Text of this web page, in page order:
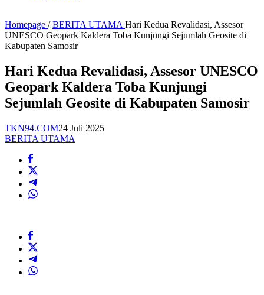
Homepage / BERITA UTAMA Hari Kedua Revalidasi, Assesor
UNESCO Geopark Kaldera Toba Kunjungi Sejumlah Geosite di
Kabupaten Samosir
Hari Kedua Revalidasi, Assesor UNESCO
Geopark Kaldera Toba Kunjungi
Sejumlah Geosite di Kabupaten Samosir
TKN94.COM24 Juli 2025
BERITA UTAMA